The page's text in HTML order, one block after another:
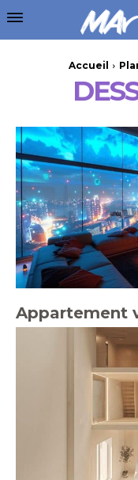
Accueil
Appartement